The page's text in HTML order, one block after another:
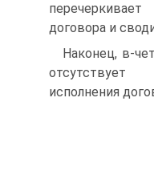
договора и
Наконец, в-
отсутствует
исполнения